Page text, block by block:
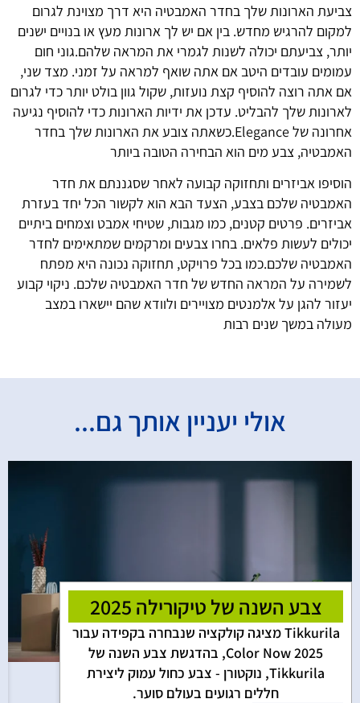
צביעת הארונות שלך בחדר האמבטיה היא דרך מצוינת לגרום
למקום להרגיש מחדש. בין אם יש לך ארונות מעץ או בנויים ישנים
יותר, צביעתם יכולה לשנות לגמרי את המראה שלהם.גוני חום
עמומים עובדים היטב אם אתה שואף למראה על זמני. מצד שני,
אם אתה רוצה להוסיף קצת נועזות, שקול גוון בולט יותר כדי לגרום
לארונות שלך להבליט. עדכן את ידיות הארונות כדי להוסיף נגיעה
אחרונה של
כשאתה צובע את הארונות שלך בחדר
האמבטיה, צבע מים הוא הבחירה הטובה ביותר
הוסיפו אביזרים ותחזוקה קבועה לאחר שסגננתם את חדר
האמבטיה שלכם בצבע, הצעד הבא הוא לקשור הכל יחד בעזרת
אביזרים. פרטים קטנים, כמו מגבות, שטיחי אמבט וצמחים ביתיים
יכולים לעשות פלאים. בחרו צבעים ומרקמים שמתאימים לחדר
האמבטיה שלכם.כמו בכל פרויקט, תחזוקה נכונה היא מפתח
לשמירה על המראה החדש של חדר האמבטיה שלכם. ניקוי קבוע
יעזור להגן על אלמנטים מצויירים ולוודא שהם יישארו במצב
מעולה במשך שנים רבות
אולי יעניין אותך גם...
צבע השנה של טיקורילה 2025
Tikkurila מציגה קולקציה שנבחרה בקפידה עבור
Color Now 2025, בהדגשת צבע השנה של
Tikkurila, נוקטורן - צבע כחול עמוק ליצירת
חללים רגועים בעולם סוער.